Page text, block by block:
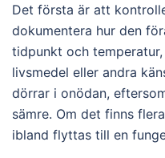
Det första är att
dokumentera hur den
tidpunkt och
livsmedel eller andra
dörrar i onödan,
sämre. Om det finns
ibland flyttas till en